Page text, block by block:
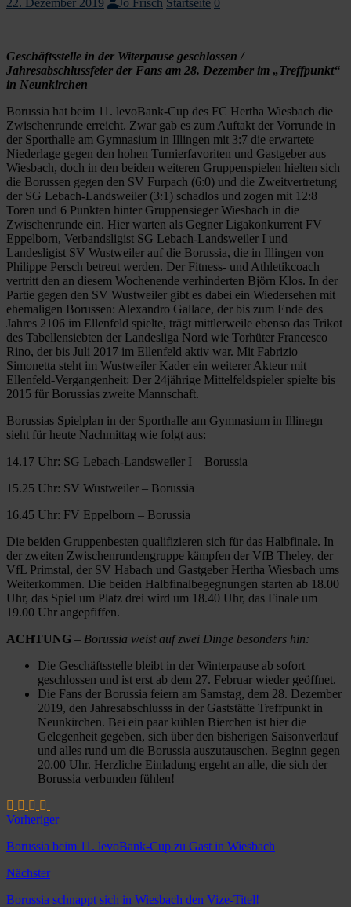
Geschäftsstelle in der Witerpause geschlossen /
Jahresabschlussfeier der Fans am 28. Dezember im „Treffpunkt“
in Neunkirchen
Borussia hat beim 11. levoBank-Cup des FC Hertha Wiesbach die
Zwischenrunde erreicht. Zwar gab es zum Auftakt der Vorrunde in
der Sporthalle am Gymnasium in Illingen mit 3:7 die erwartete
Niederlage gegen den hohen Turnierfavoriten und Gastgeber aus
Wiesbach, doch in den beiden weiteren Gruppenspielen hielten sich
die Borussen gegen den SV Furpach (6:0) und die Zweitvertretung
der SG Lebach-Landsweiler (3:1) schadlos und zogen mit 12:8
Toren und 6 Punkten hinter Gruppensieger Wiesbach in die
Zwischenrunde ein. Hier warten als Gegner Ligakonkurrent FV
Eppelborn, Verbandsligist SG Lebach-Landsweiler I und
Landesligist SV Wustweiler auf die Borussia, die in Illingen von
Philippe Persch betreut werden. Der Fitness- und Athletikcoach
vertritt den an diesem Wochenende verhinderten Björn Klos. In der
Partie gegen den SV Wustweiler gibt es dabei ein Wiedersehen mit
ehemaligen Borussen: Alexandro Gallace, der bis zum Ende des
Jahres 2106 im Ellenfeld spielte, trägt mittlerweile ebenso das Trikot
des Tabellensiebten der Landesliga Nord wie Torhüter Francesco
Rino, der bis Juli 2017 im Ellenfeld aktiv war. Mit Fabrizio
Simonetta steht im Wustweiler Kader ein weiterer Akteur mit
Ellenfeld-Vergangenheit: Der 24jährige Mittelfeldspieler spielte bis
2015 für Borussias zweite Mannschaft.
Borussias Spielplan in der Sporthalle am Gymnasium in Illinegn
sieht für heute Nachmittag wie folgt aus:
14.17 Uhr: SG Lebach-Landsweiler I – Borussia
15.25 Uhr: SV Wustweiler – Borussia
16.45 Uhr: FV Eppelborn – Borussia
Die beiden Gruppenbesten qualifizieren sich für das Halbfinale. In
der zweiten Zwischenrundengruppe kämpfen der VfB Theley, der
VfL Primstal, der SV Habach und Gastgeber Hertha Wiesbach ums
Weiterkommen. Die beiden Halbfinalbegegnungen starten ab 18.00
Uhr, das Spiel um Platz drei wird um 18.40 Uhr, das Finale um
19.00 Uhr angepfiffen.
ACHTUNG – Borussia weist auf zwei Dinge besonders hin:
Die Geschäftsstelle bleibt in der Winterpause ab sofort
geschlossen und ist erst ab dem 27. Februar wieder geöffnet.
Die Fans der Borussia feiern am Samstag, dem 28. Dezember
2019, den Jahresabschlusss in der Gaststätte Treffpunkt in
Neunkirchen. Bei ein paar kühlen Bierchen ist hier die
Gelegenheit gegeben, sich über den bisherigen Saisonverlauf
und alles rund um die Borussia auszutauschen. Beginn gegen
20.00 Uhr. Herzliche Einladung ergeht an alle, die sich der
Borussia verbunden fühlen!
Vorheriger
Borussia beim 11. levoBank-Cup zu Gast in Wiesbach
Nächster
Borussia schnappt sich in Wiesbach den Vize-Titel!